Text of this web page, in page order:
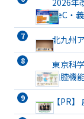
TeC・
ト有床
北九州
東京科
口腔機
【PR】